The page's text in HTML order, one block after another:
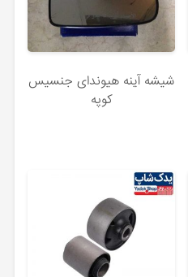
شیشه آینه هیوندای جنسیس
کوپه